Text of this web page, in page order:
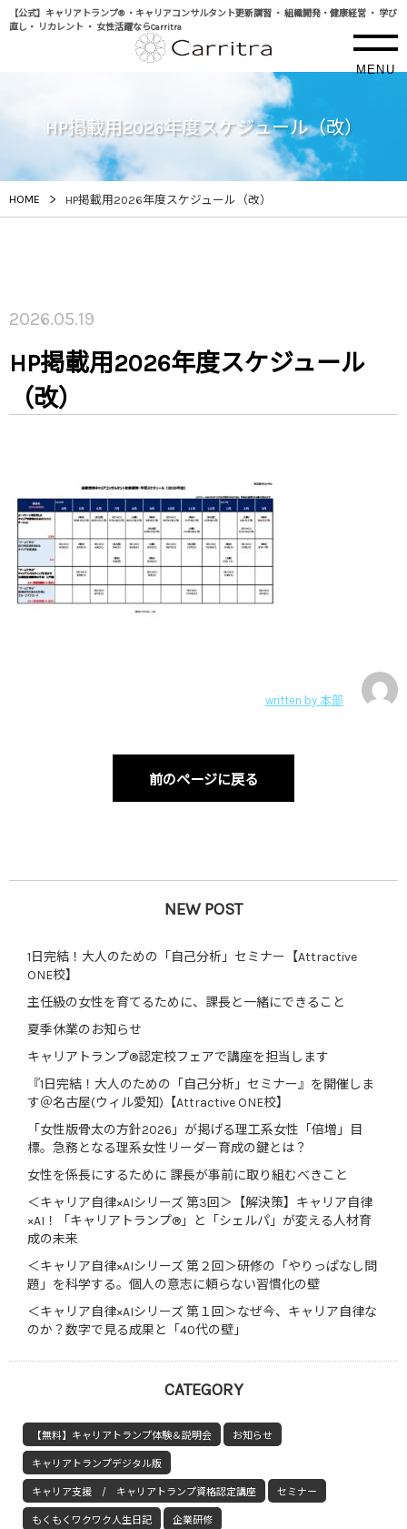
【公式】キャリアトランプ® ・キャリアコンサルタント更新講習 ・ 組織開発・健康経営 ・ 学び
直し・ リカレント ・ 女性活躍ならCarritra
MENU
HP掲載用2026年度スケジュール（改）
HOME > HP掲載用2026年度スケジュール（改）
2026.05.19
HP掲載用2026年度スケジュール
（改）
written by 本部
前のページに戻る
NEW POST
1日完結！大人のための「自己分析」セミナー【Attractive
ONE校】
主任級の女性を育てるために、課長と一緒にできること
夏季休業のお知らせ
キャリアトランプ®認定校フェアで講座を担当します
『1日完結！大人のための「自己分析」セミナー』を開催しま
す＠名古屋(ウィル愛知)【Attractive ONE校】
「女性版骨太の方針2026」が掲げる理工系女性「倍増」目
標。急務となる理系女性リーダー育成の鍵とは？
女性を係長にするために 課長が事前に取り組むべきこと
＜キャリア自律×AIシリーズ 第3回＞【解決策】キャリア自律
×AI！「キャリアトランプ®」と「シェルパ」が変える人材育
成の未来
＜キャリア自律×AIシリーズ 第２回＞研修の「やりっぱなし問
題」を科学する。個人の意志に頼らない習慣化の壁
＜キャリア自律×AIシリーズ 第１回＞なぜ今、キャリア自律な
のか？数字で見る成果と「40代の壁」
CATEGORY
【無料】キャリアトランプ体験＆説明会 お知らせ
キャリアトランプデジタル版
キャリア支援 / キャリアトランプ資格認定講座 セミナー
もくもくワクワク人生日記 企業研修